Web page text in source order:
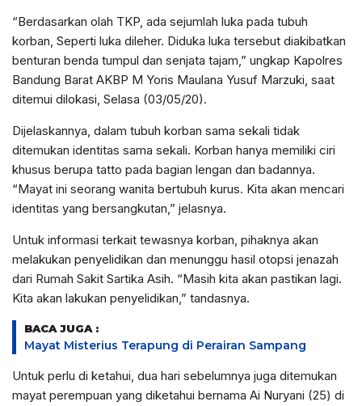
“Berdasarkan olah TKP, ada sejumlah luka pada tubuh
korban, Seperti luka dileher. Diduka luka tersebut diakibatkan
benturan benda tumpul dan senjata tajam,” ungkap Kapolres
Bandung Barat AKBP M Yoris Maulana Yusuf Marzuki, saat
ditemui dilokasi, Selasa (03/05/20).
Dijelaskannya, dalam tubuh korban sama sekali tidak
ditemukan identitas sama sekali. Korban hanya memiliki ciri
khusus berupa tatto pada bagian lengan dan badannya.
“Mayat ini seorang wanita bertubuh kurus. Kita akan mencari
identitas yang bersangkutan,” jelasnya.
Untuk informasi terkait tewasnya korban, pihaknya akan
melakukan penyelidikan dan menunggu hasil otopsi jenazah
dari Rumah Sakit Sartika Asih. “Masih kita akan pastikan lagi.
Kita akan lakukan penyelidikan,” tandasnya.
BACA JUGA :
Mayat Misterius Terapung di Perairan Sampang
Untuk perlu di ketahui, dua hari sebelumnya juga ditemukan
mayat perempuan yang diketahui bernama Ai Nuryani (25) di